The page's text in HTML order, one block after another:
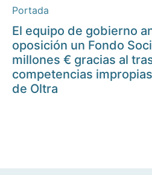
Portada
El equipo de gobierno
oposición un Fondo
millones € gracias al
competencias
de Oltra